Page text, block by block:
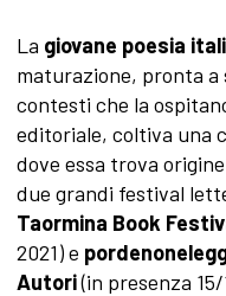
La giovane poesia
maturazione, pronta a
contesti che la
editoriale, coltiva una
dove essa trova
due grandi festival
Taormina Book
2021) e
Autori(in presenza